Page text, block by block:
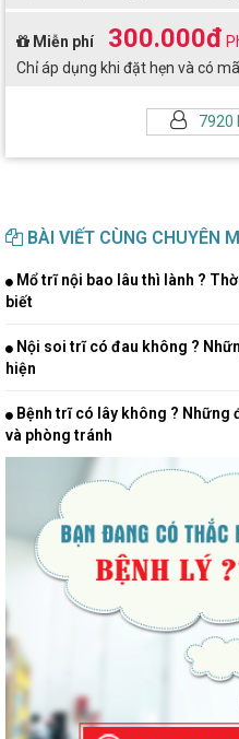
7920
Miễn phí 300.000đ
Chỉ áp dụng khi đặt hẹn và có
BÀI VIẾT CÙNG CHUYÊN
Mổ trĩ nội bao lâu thì lành ?
biết
Nội soi trĩ có đau không ?
hiện
Bệnh trĩ có lây không ? Những
và phòng tránh